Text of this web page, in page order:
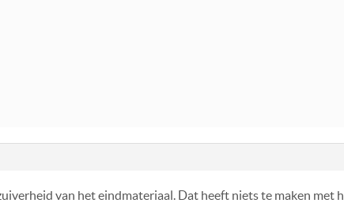
van het eindmateriaal. Dat heeft niets te maken met